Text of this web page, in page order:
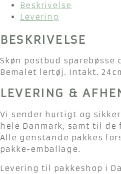
Beskrivelse
Levering
BESKRIVELSE
Skøn postbud sparebøsse
Bemalet lertøj. Intakt.
LEVERING &
Vi sender hurtigt og sikkert
hele Danmark, samt til de
Alle genstande pakkes
pakke-emballage.
Levering til pakkeshop i